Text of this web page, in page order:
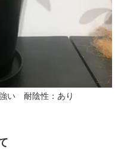
い 耐陰性：あり